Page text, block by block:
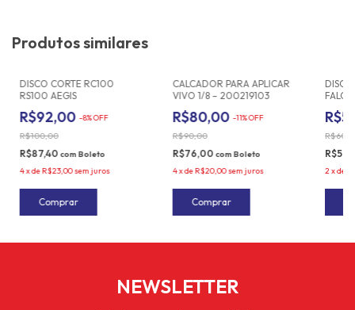
Produtos similares
DISCO CORTE RC100
RS100 AEGIS
R$92,00 -8%OFF
R$100,00
R$87,40 com Boleto
4xdeR$23,00sem juros
CALCADOR PARA APLICAR
VIVO 1/8 – 200219103
R$80,00 -11%OFF
R$90,00
R$76,00 com Boleto
4xdeR$20,00sem juros 2xde
NEWSLETTER